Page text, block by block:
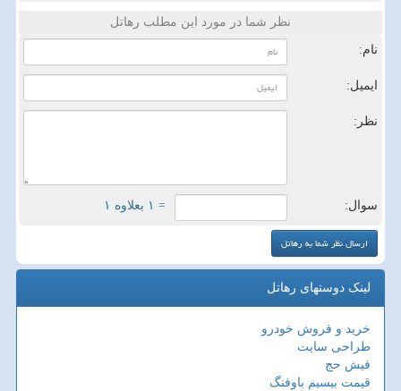
نظر شما در مورد این مطلب رهاتل
نام:
ایمیل:
نظر:
سوال: = ۱ بعلاوه ۱
لینک دوستهای رهاتل
خرید و فروش خودرو
طراحی سایت
فیش حج
قیمت بیسیم باوفنگ